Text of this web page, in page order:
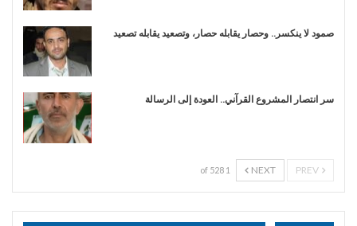
صمود لا ينكسر.. وحصار يقابله حصار، وتصعيد يقابله تصعيد
سر انتصار المشروع القرآني.. العودة إلى الرسالة
NEXT
1 of 528